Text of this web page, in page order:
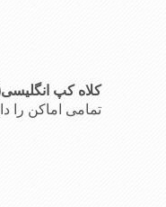
کلاه کپ
تمامی اماکن را